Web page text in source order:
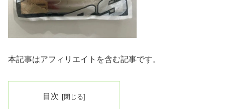
本記事はアフィリエイトを含む記事です。
目次